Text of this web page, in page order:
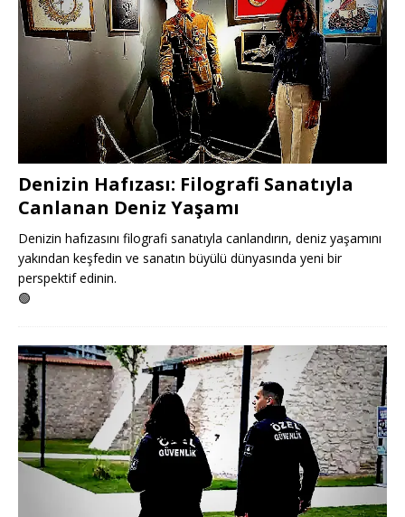
Denizin Hafızası: Filografi Sanatıyla
Canlanan Deniz Yaşamı
Denizin hafızasını filografi sanatıyla canlandırın, deniz yaşamını
yakından keşfedin ve sanatın büyülü dünyasında yeni bir
perspektif edinin.
🟢